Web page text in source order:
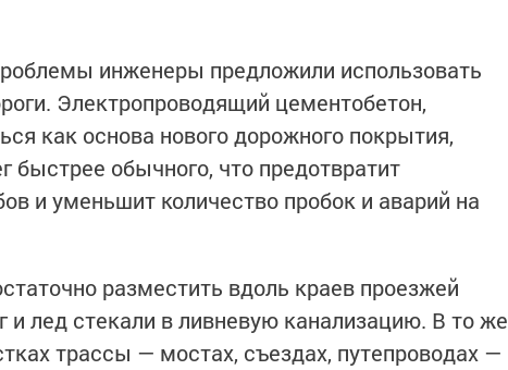
инженеры предложили использовать
Электропроводящий цементобетон,
как основа нового дорожного покрытия,
быстрее обычного, что предотвратит
и уменьшит количество пробок и аварий на
разместить вдоль краев проезжей
и лед стекали в ливневую канализацию. В то же
трассы — мостах, съездах, путепроводах —